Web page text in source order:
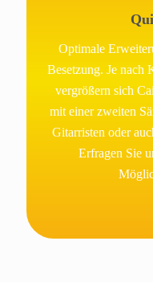
Optimale
Besetzung. Je nach
vergrößern sich
mit einer zweiten
Gitarristen oder
Erfragen Sie